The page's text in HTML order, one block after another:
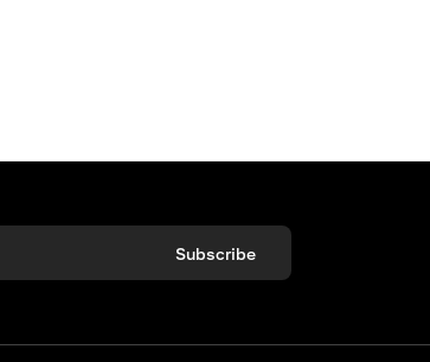
Subscribe